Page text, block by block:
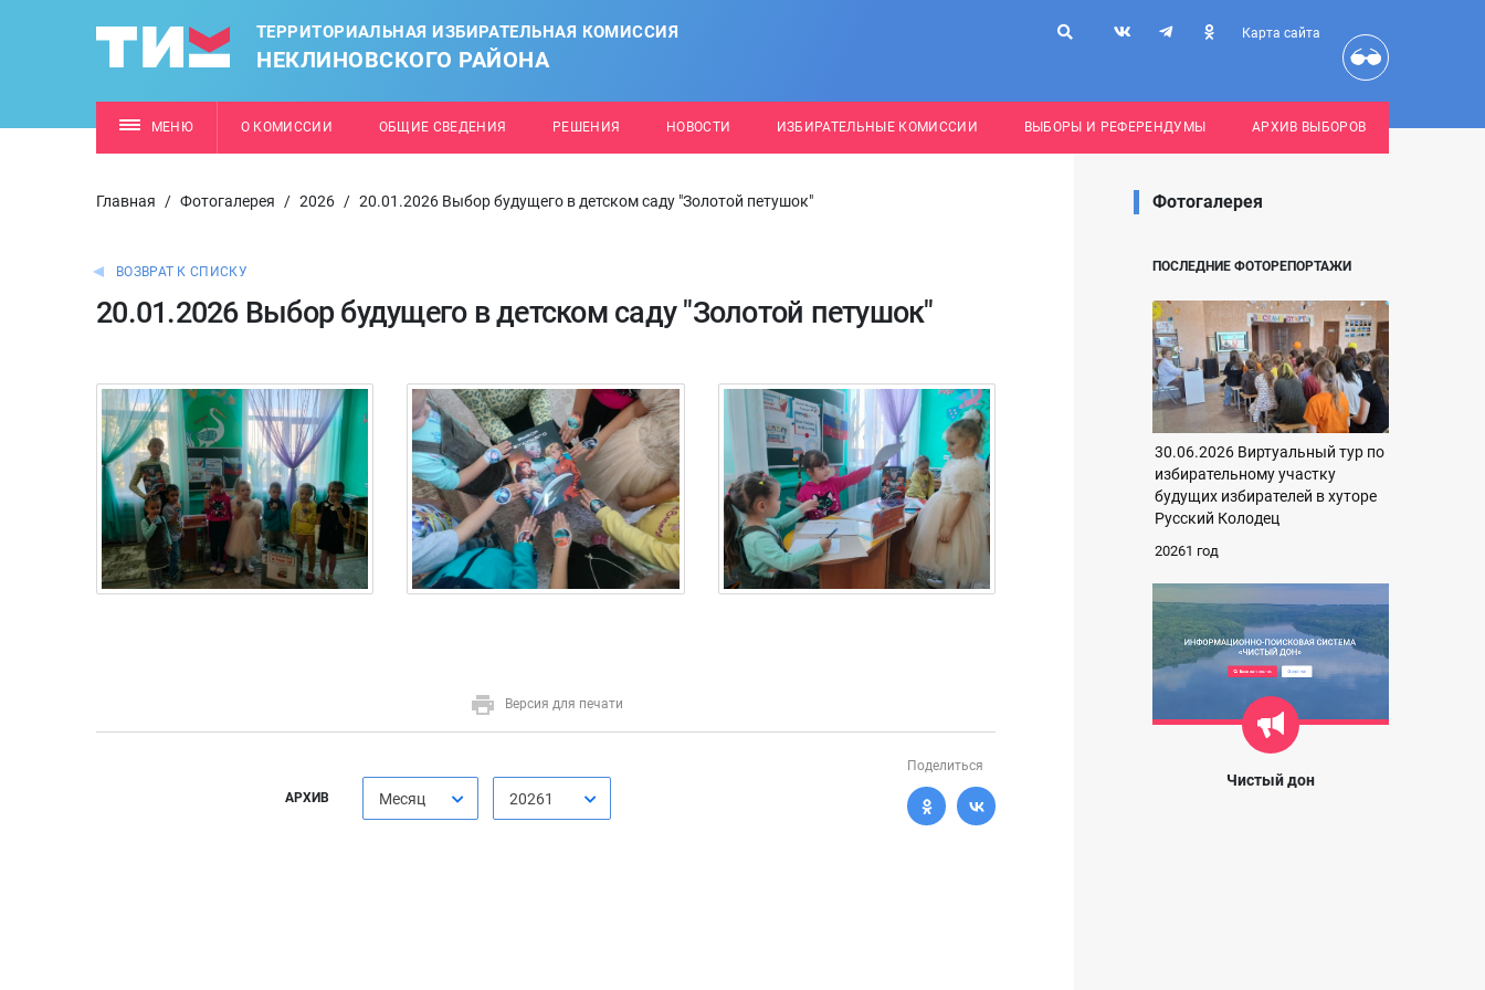
ТЕРРИТОРИАЛЬНАЯ ИЗБИРАТЕЛЬНАЯ КОМИССИЯ
НЕКЛИНОВСКОГО РАЙОНА
Карта сайта
МЕНЮ О КОМИССИИ ОБЩИЕ СВЕДЕНИЯ РЕШЕНИЯ НОВОСТИ ИЗБИРАТЕЛЬНЫЕ КОМИССИИ ВЫБОРЫ И РЕФЕРЕНДУМЫ АРХИВ ВЫБОРОВ
Главная / Фотогалерея / 2026 / 20.01.2026 Выбор будущего в детском саду "Золотой петушок"
ВОЗВРАТ К СПИСКУ
20.01.2026 Выбор будущего в детском саду "Золотой петушок"
Версия для печати
АРХИВ Месяц 20261
Поделиться
Фотогалерея
ПОСЛЕДНИЕ ФОТОРЕПОРТАЖИ
30.06.2026 Виртуальный тур по
избирательному участку
будущих избирателей в хуторе
Русский Колодец
20261 год
Чистый дон